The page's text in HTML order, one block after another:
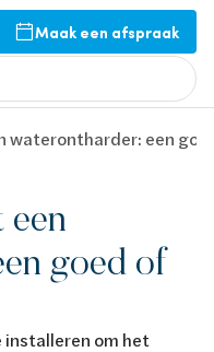
Maak een afspraak
waterontharder: een
goed of
installeren om het